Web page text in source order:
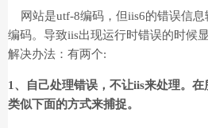
网站是utf-8编码，但iis6的错误信息
编码。导致iis出现运行时错误的时候
解决办法：有两个:
1、自己处理错误，不让iis来处理。
类似下面的方式来捕捉。